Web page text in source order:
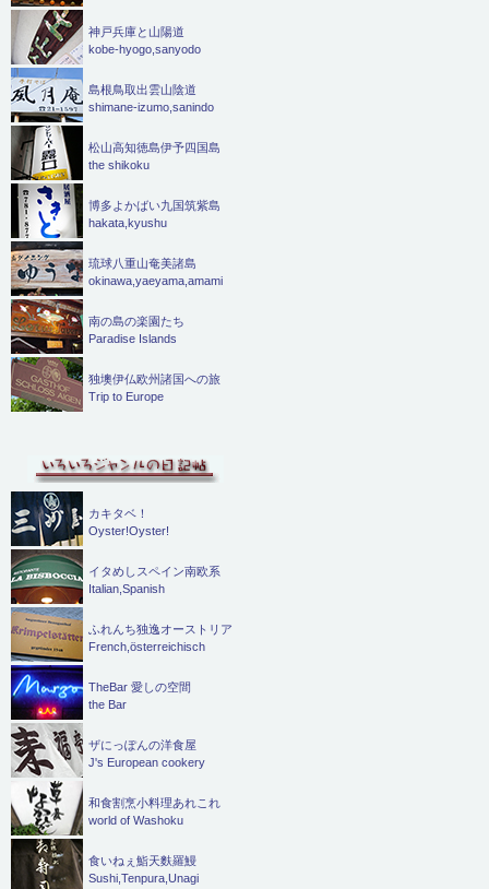
神戸兵庫と山陽道
kobe-hyogo,sanyodo
島根鳥取出雲山陰道
shimane-izumo,sanindo
松山高知徳島伊予四国島
the shikoku
博多よかばい九国筑紫島
hakata,kyushu
琉球八重山奄美諸島
okinawa,yaeyama,amami
南の島の楽園たち
Paradise Islands
独墺伊仏欧州諸国への旅
Trip to Europe
カキタベ！
Oyster!Oyster!
イタめしスペイン南欧系
Italian,Spanish
ふれんち独逸オーストリア
French,österreichisch
TheBar 愛しの空間
the Bar
ザにっぽんの洋食屋
J's European cookery
和食割烹小料理あれこれ
world of Washoku
食いねぇ鮨天麩羅鰻
Sushi,Tenpura,Unagi